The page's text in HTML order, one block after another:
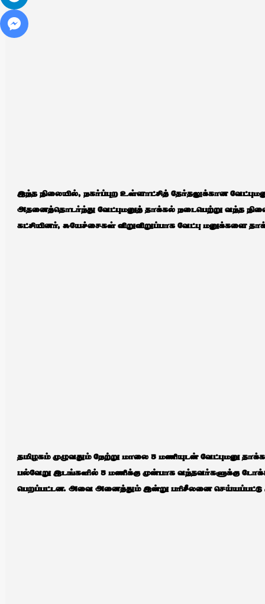
இந்த நிலையில், நகர்ப்புற உள்ளாட்சித் தேர்தலுக்கான
அதனைத்தொடர்ந்து வேட்புமனுத் தாக்கல் நடைபெற்று வந்த
கட்சியினர், சுயேச்சைகள் விறுவிறுப்பாக வேட்பு மனுக்களை
தமிழகம் முழுவதும் நேற்று மாலை 5 மணியுடன் வேட்புமனு
பல்வேறு இடங்களில் 5 மணிக்கு முன்பாக வந்தவர்களுக்கு
பெறப்பட்டன. அவை அனைத்தும் இன்று பரிசீலனை செய்யப்பட்டு